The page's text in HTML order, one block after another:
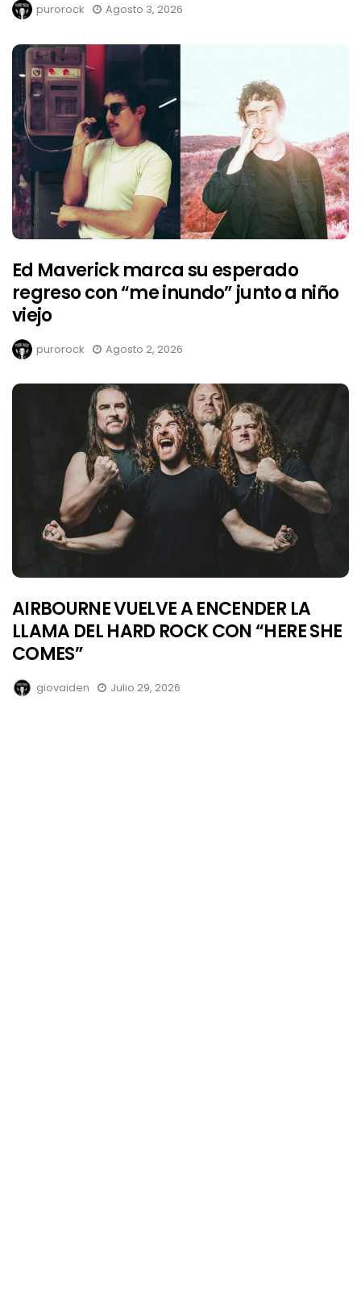
purorock Agosto 3, 2026
Ed Maverick marca su esperado
regreso con “me inundo” junto a niño
viejo
purorock Agosto 2, 2026
AIRBOURNE VUELVE A ENCENDER LA
LLAMA DEL HARD ROCK CON “HERE SHE
COMES”
giovaiden Julio 29, 2026